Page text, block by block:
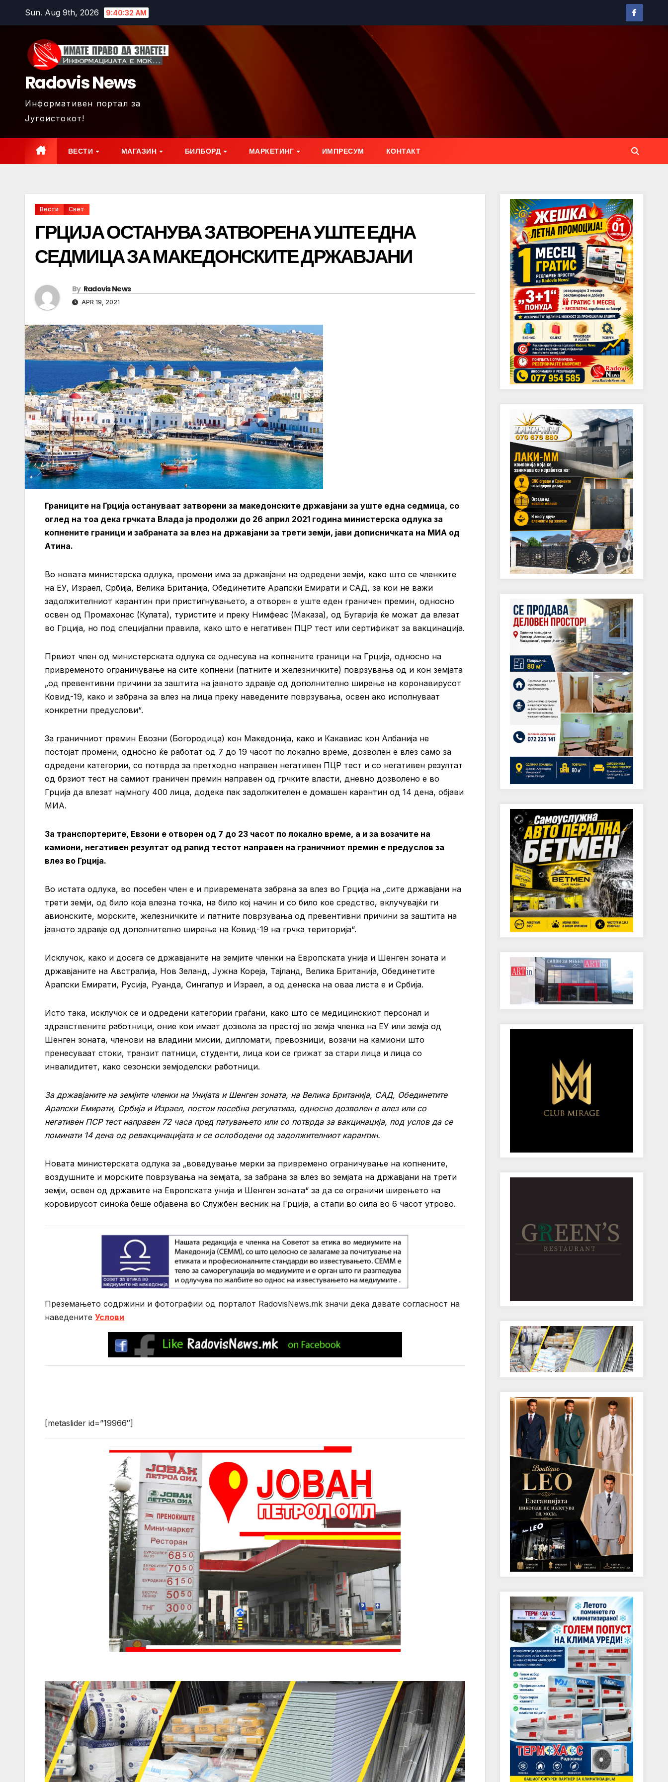
Sun. Aug 9th, 2026 9:40:34 AM
Radovis News
Информативен портал за
Југоистокот!
ВЕСТИ МАГАЗИН БИЛБОРД МАРКЕТИНГ ИМПРЕСУМ КОНТАКТ
Вести Свет
ГРЦИЈА ОСТАНУВА ЗАТВОРЕНА УШТЕ ЕДНА
СЕДМИЦА ЗА МАКЕДОНСКИТЕ ДРЖАВЈАНИ
By Radovis News
APR 19, 2021
Границите на Грција остануваат затворени за македонските државјани за уште една седмица, со
оглед на тоа дека грчката Влада ја продолжи до 26 април 2021 година министерска одлука за
копнените граници и забраната за влез на државјани за трети земји, јави дописничката на МИА од
Атина.
Во новата министерска одлука, промени има за државјани на одредени земји, како што се членките
на ЕУ, Израел, Србија, Велика Британија, Обединетите Арапски Емирати и САД, за кои не важи
задолжителниот карантин при пристигнувањето, а отворен е уште еден граничен премин, односно
освен од Промахонас (Кулата), туристите и преку Нимфеас (Маказа), од Бугарија ќе можат да влезат
во Грција, но под специјални правила, како што е негативен ПЦР тест или сертификат за вакцинација.
Првиот член од министерската одлука се однесува на копнените граници на Грција, односно на
привременото ограничување на сите копнени (патните и железничките) поврзувања од и кон земјата
„од превентивни причини за заштита на јавното здравје од дополнително ширење на коронавирусот
Ковид-19, како и забрана за влез на лица преку наведените поврзувања, освен ако исполнуваат
конкретни предуслови“.
За граничниот премин Евозни (Богородица) кон Македонија, како и Какавиас кон Албанија не
постојат промени, односно ќе работат од 7 до 19 часот по локално време, дозволен е влез само за
одредени категории, со потврда за претходно направен негативен ПЦР тест и со негативен резултат
од брзиот тест на самиот граничен премин направен од грчките власти, дневно дозволено е во
Грција да влезат најмногу 400 лица, додека пак задолжителен е домашен карантин од 14 дена, објави
МИА.
За транспортерите, Евзони е отворен од 7 до 23 часот по локално време, а и за возачите на
камиони, негативен резултат од рапид тестот направен на граничниот премин е предуслов за
влез во Грција.
Во истата одлука, во посебен член е и привремената забрана за влез во Грција на „сите државјани на
трети земји, од било која влезна точка, на било кој начин и со било кое средство, вклучувајќи ги
авионските, морските, железничките и патните поврзувања од превентивни причини за заштита на
јавното здравје од дополнително ширење на Ковид-19 на грчка територија“.
Исклучок, како и досега се државјаните на земјите членки на Европската унија и Шенген зоната и
државјаните на Австралија, Нов Зеланд, Јужна Кореја, Тајланд, Велика Британија, Обединетите
Арапски Емирати, Русија, Руанда, Сингапур и Израел, а од денеска на оваа листа е и Србија.
Исто така, исклучок се и одредени категории граѓани, како што се медицинскиот персонал и
здравствените работници, оние кои имаат дозвола за престој во земја членка на ЕУ или земја од
Шенген зоната, членови на владини мисии, дипломати, превозници, возачи на камиони што
пренесуваат стоки, транзит патници, студенти, лица кои се грижат за стари лица и лица со
инвалидитет, како сезонски земјоделски работници.
За државјаните на земјите членки на Унијата и Шенген зоната, на Велика Британија, САД, Обединетите
Арапски Емирати, Србија и Израел, постои посебна регулатива, односно дозволен е влез или со
негативен ПСР тест направен 72 часа пред патувањето или со потврда за вакцинација, под услов да се
поминати 14 дена од ревакцинацијата и се ослободени од задолжителниот карантин.
Новата министерската одлука за „воведување мерки за привремено ограничување на копнените,
воздушните и морските поврзувања на земјата, за забрана за влез во земјата на државјани на трети
земји, освен од државите на Европската унија и Шенген зоната“ за да се ограничи ширењето на
коровирусот синоќа беше објавена во Службен весник на Грција, а стапи во сила во 6 часот утрово.
Преземањето содржини и фотографии од порталот RadovisNews.mk значи дека давате согласност на
нaведените Услови
[metaslider id=”19966″]